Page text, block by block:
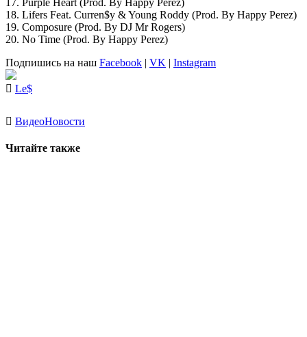
17. Purple Heart (Prod. By Happy Perez)
18. Lifers Feat. Curren$y & Young Roddy (Prod. By Happy Perez)
19. Composure (Prod. By DJ Mr Rogers)
20. No Time (Prod. By Happy Perez)
Подпишись на наш Facebook | VK | Instagram
Le$
ВидеоНовости
Читайте также